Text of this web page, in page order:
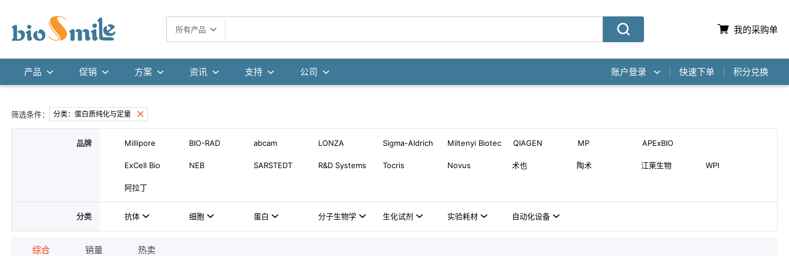
所有产品 我的采购单
产品 促销 方案 资讯 支持 公司 账户登录 快速下单 积分兑换
筛选条件： 分类：蛋白质纯化与定量
品牌 Millipore BIO-RAD abcam LONZA Sigma-Aldrich Miltenyi Biotec QIAGEN MP APExBIO
ExCell Bio NEB SARSTEDT R&D Systems Tocris Novus 术也 陶术 江莱生物 WPI
阿拉丁
分类 抗体 细胞 蛋白 分子生物学 生化试剂 实验耗材 自动化设备
综合 销量 热卖